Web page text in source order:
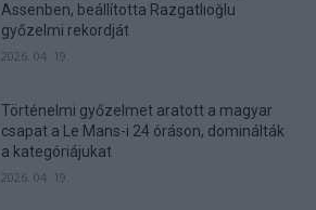
Assenben, beállította Razgatlıoğlu
győzelmi rekordját
2026. 04. 19.
Történelmi győzelmet aratott a magyar
csapat a Le Mans-i 24 óráson, dominálták
a kategóriájukat
2026. 04. 19.